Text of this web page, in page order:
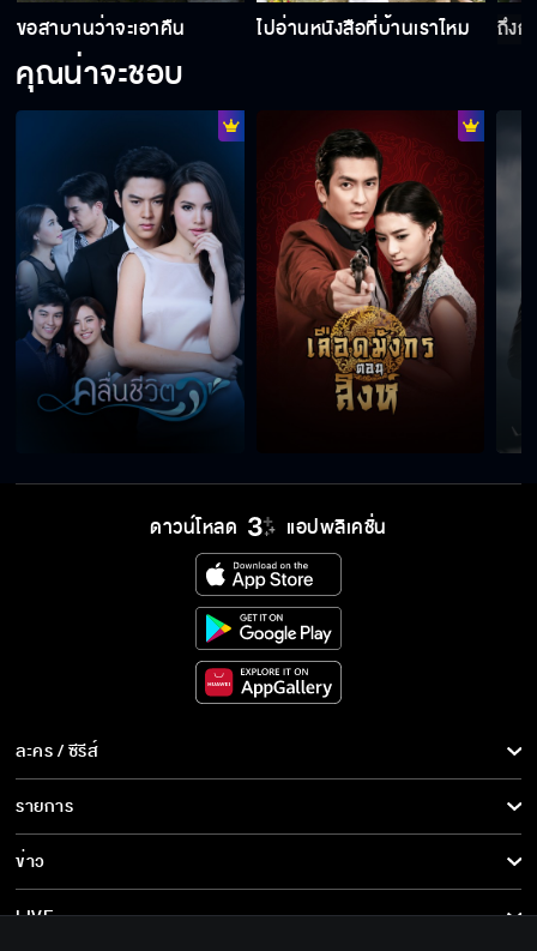
อย่าคิดว่าไม่รู้...นังโง่!!!
แค่คุณชอบผมก็ดีใจ
คุณคิดว่าฉันหมายถึงใคร
ความจริงเป็นสิ่งไม่ตาย
จะล้างแค้นเพื่ออะไร
มันต้องเป็นปีศาจแน่ ๆ
ขอสาบานว่าจะเอาคืน ไปอ่านหนังสือที่บ้านเราไหม ถึงกั
คุณน่าจะชอบ
ดาวน์โหลด แอปพลิเคชั่น
ละคร / ซีรีส์
ละคร/ซีรีส์
ซีรีส์นานาชาติ
การ์ตูน & เกม
รายการ
รายการทั้งหมด
ข่าว
ข่าวทั้งหมด
LIVE